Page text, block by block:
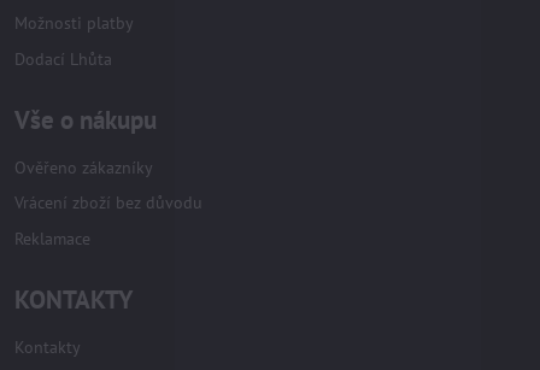
Možnosti platby
Dodací Lhůta
Vše o nákupu
Ověřeno zákazníky
Vrácení zboží bez důvodu
Reklamace
KONTAKTY
Kontakty